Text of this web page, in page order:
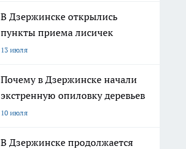
В Дзержинске открылись
пункты приема лисичек
13 июля
Почему в Дзержинске начали
экстренную опиловку деревьев
10 июля
В Дзержинске продолжается